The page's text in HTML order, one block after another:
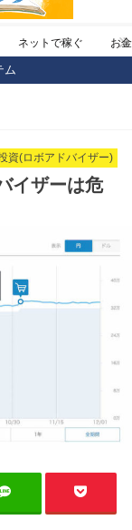
ネットで稼ぐ お
ム
資(ロボアドバイザー)
イザーは危